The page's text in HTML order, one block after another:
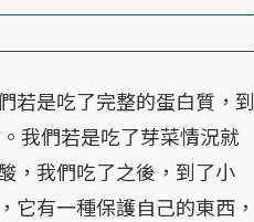
是吃了完整的蛋白質，到
我們若是吃了芽菜情況就
，我們吃了之後，到了小
它有一種保護自己的東西，